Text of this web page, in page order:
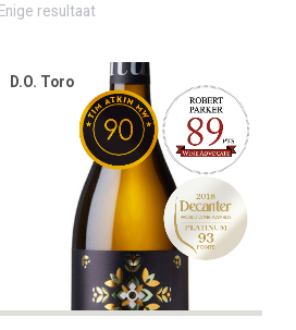
Enige resultaat
D.O. Toro